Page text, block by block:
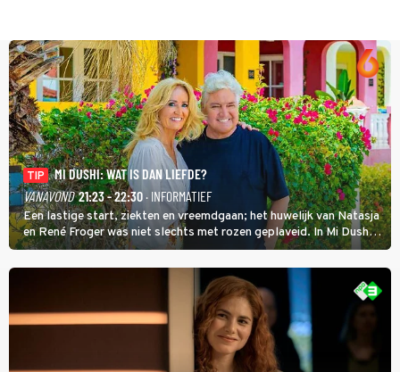
TIP
MI DUSHI: WAT IS DAN LIEFDE?
VANAVOND 21:23 - 22:30 · INFORMATIEF
Een lastige start, ziekten en vreemdgaan; het huwelijk van Natasja
en René Froger was niet slechts met rozen geplaveid. In Mi Dushi:
Wat Is Dan Liefde? neemt Wilfred Genee het showbizzkoppel mee
uit vissen om het over de liefde te hebben.